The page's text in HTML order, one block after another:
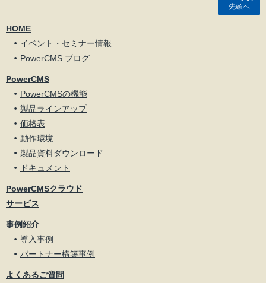
先頭へ
HOME
イベント・セミナー情報
PowerCMS ブログ
PowerCMS
PowerCMSの機能
製品ラインアップ
価格表
動作環境
製品資料ダウンロード
ドキュメント
PowerCMSクラウド
サービス
事例紹介
導入事例
パートナー構築事例
よくあるご質問